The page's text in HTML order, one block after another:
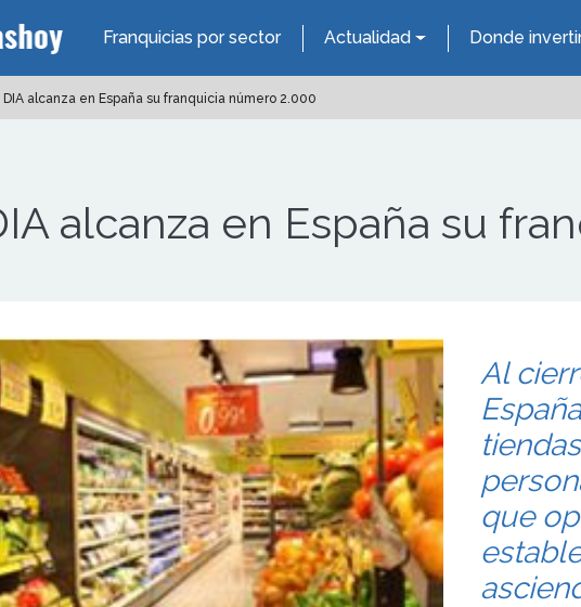
Franquicias por sector Actualidad Donde
DIA alcanza en España su franquicia número 2.000
alcanza en España su
Al
que